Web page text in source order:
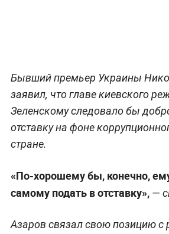
Бывший премьер Украины
заявил, что главе киевского
Зеленскому следовало бы
отставку на фоне
стране.
«По-хорошему бы, конечно,
самому подать в отставку»,—
Азаров связал свою позицию с